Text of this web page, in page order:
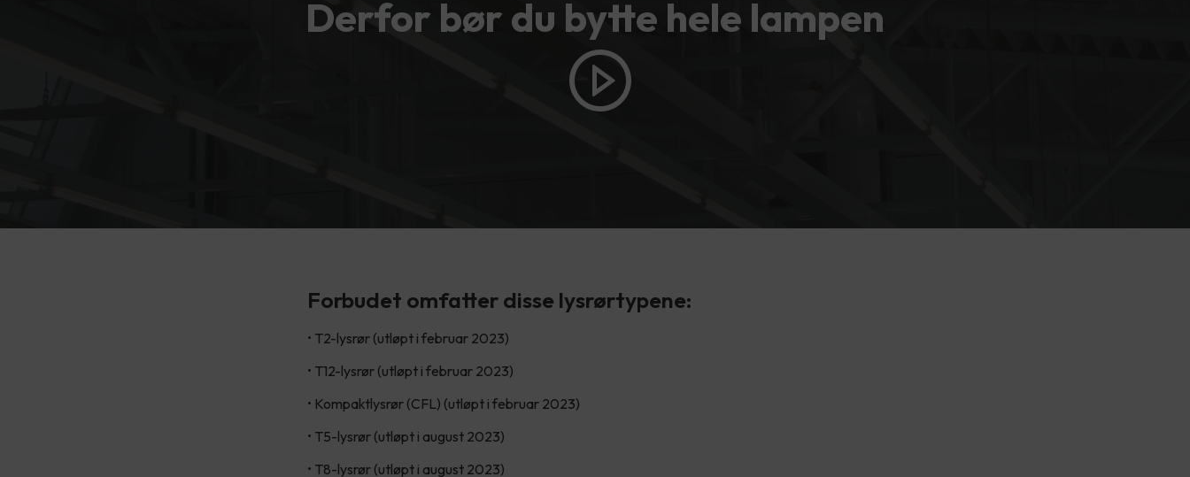
Derfor bør du bytte hele lampen
Forbudet omfatter disse lysrørtypene:
• T2-lysrør (utløpt i februar 2023)
• T12-lysrør (utløpt i februar 2023)
• Kompaktlysrør (CFL) (utløpt i februar 2023)
• T5-lysrør (utløpt i august 2023)
• T8-lysrør (utløpt i august 2023)